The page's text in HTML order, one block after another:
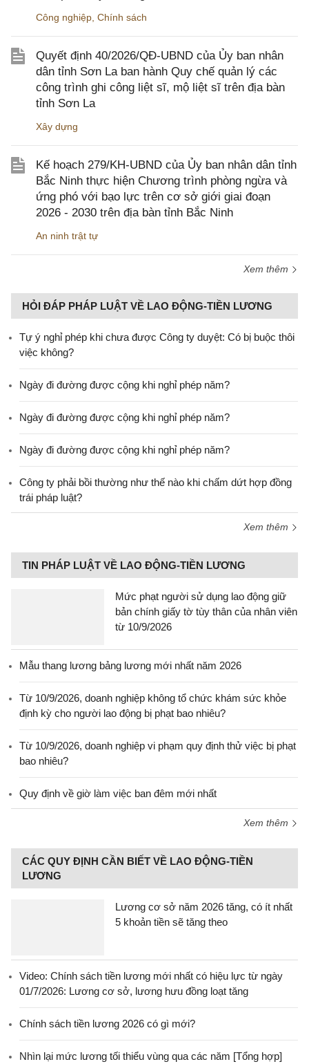
Công nghiệp Chính sách
Quyết định 40/2026/QĐ-UBND của Ủy ban nhân
dân tỉnh Sơn La ban hành Quy chế quản lý các
công trình ghi công liệt sĩ, mộ liệt sĩ trên địa bàn
tỉnh Sơn La
Xây dựng
Kế hoạch 279/KH-UBND của Ủy ban nhân dân tỉnh
Bắc Ninh thực hiện Chương trình phòng ngừa và
ứng phó với bạo lực trên cơ sở giới giai đoạn
2026 - 2030 trên địa bàn tỉnh Bắc Ninh
An ninh trật tự
Xem thêm
HỎI ĐÁP PHÁP LUẬT VỀ LAO ĐỘNG-TIỀN LƯƠNG
Tự ý nghỉ phép khi chưa được Công ty duyệt: Có bị buộc thôi
việc không?
Ngày đi đường được cộng khi nghỉ phép năm?
Ngày đi đường được cộng khi nghỉ phép năm?
Ngày đi đường được cộng khi nghỉ phép năm?
Công ty phải bồi thường như thế nào khi chấm dứt hợp đồng
trái pháp luật?
Xem thêm
TIN PHÁP LUẬT VỀ LAO ĐỘNG-TIỀN LƯƠNG
Mức phạt người sử dụng lao động giữ
bản chính giấy tờ tùy thân của nhân viên
từ 10/9/2026
Mẫu thang lương bảng lương mới nhất năm 2026
Từ 10/9/2026, doanh nghiệp không tổ chức khám sức khỏe
định kỳ cho người lao động bị phạt bao nhiêu?
Từ 10/9/2026, doanh nghiệp vi phạm quy định thử việc bị phạt
bao nhiêu?
Quy định về giờ làm việc ban đêm mới nhất
Xem thêm
CÁC QUY ĐỊNH CẦN BIẾT VỀ LAO ĐỘNG-TIỀN
LƯƠNG
Lương cơ sở năm 2026 tăng, có ít nhất
5 khoản tiền sẽ tăng theo
Video: Chính sách tiền lương mới nhất có hiệu lực từ ngày
01/7/2026: Lương cơ sở, lương hưu đồng loạt tăng
Chính sách tiền lương 2026 có gì mới?
Nhìn lại mức lương tối thiểu vùng qua các năm [Tổng hợp]